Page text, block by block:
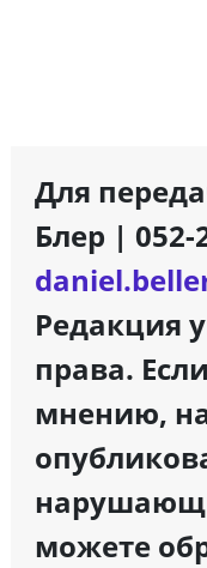
Для
Блер | 052-
Редакция
права.
мнению,
можете